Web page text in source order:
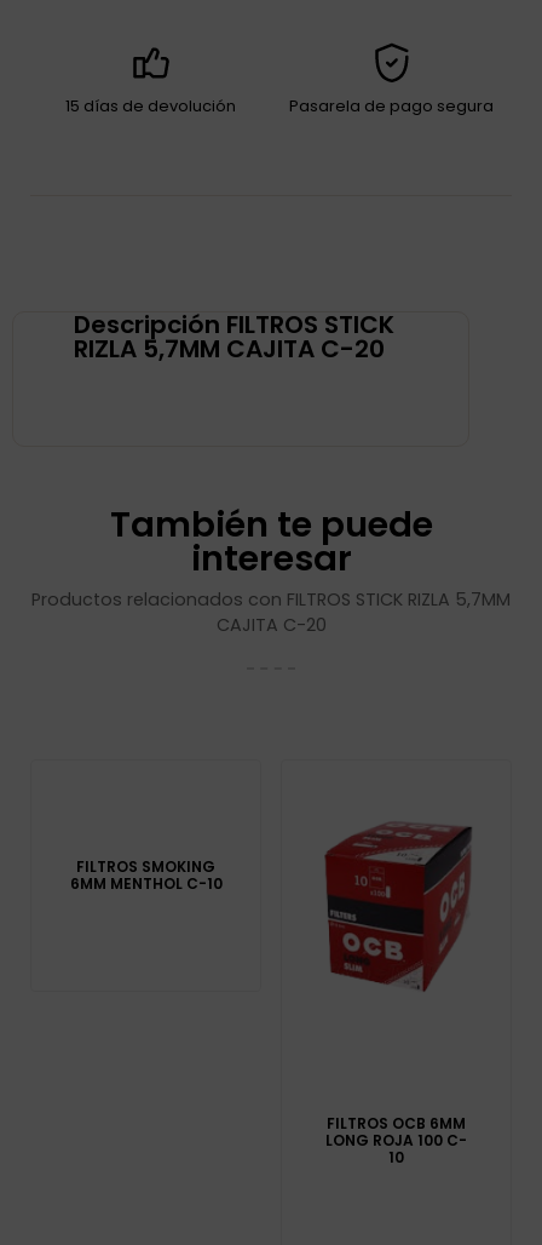
15 días de devolución Pasarela de pago segura
Descripción FILTROS STICK
RIZLA 5,7MM CAJITA C-20
También te puede
interesar
Productos relacionados con FILTROS STICK RIZLA 5,7MM
CAJITA C-20
FILTROS SMOKING
6MM MENTHOL C-10
FILTROS OCB 6MM
LONG ROJA 100 C-
10